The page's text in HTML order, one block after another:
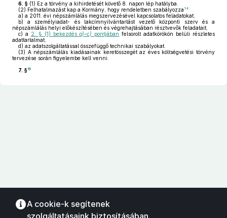
6. § (1) Ez a törvény a kihirdetését követő 8. napon lép hatályba.
(2) Felhatalmazást kap a Kormány, hogy rendeletben szabályozza 14
a) a 2011. évi népszámlálás megszervezésével kapcsolatos feladatokat,
b) a személyiadat- és lakcímnyilvántartást vezető központi szerv és a
népszámlálás helyi előkészítésében és végrehajtásában résztvevők feladatait,
c) a 2. § (1) bekezdésa)–c) pontjában felsorolt adatkörökön belüli részletes
adattartalmat,
d) az adatszolgáltatással összefüggő technikai szabályokat.
(3) A népszámlálás kiadásainak keretösszegét az éves költségvetési törvény
tervezése során figyelembe kell venni.
7. §15
A cookie-k segítenek
szolgáltatásaink biztosításában.